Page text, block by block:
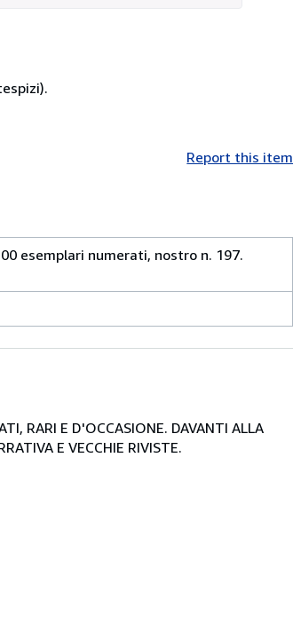
Report this item
esemplari numerati, nostro n. 197.
RARI E D'OCCASIONE. DAVANTI ALLA
E VECCHIE RIVISTE.